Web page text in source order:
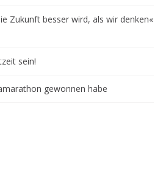
Zukunft besser wird, als wir denken«
sein!
gewonnen habe